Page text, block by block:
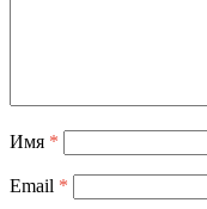
Имя *
Email *